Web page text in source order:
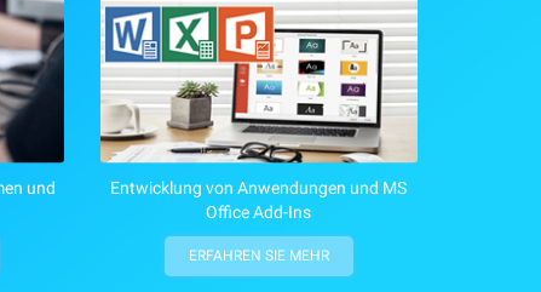
und
Entwicklung von Anwendungen und MS
Office Add-Ins
ERFAHREN SIE MEHR